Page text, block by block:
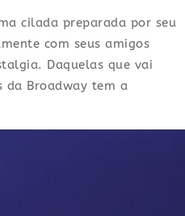
cilada preparada por seu
com seus amigos
Daquelas que vai
da Broadway tem a